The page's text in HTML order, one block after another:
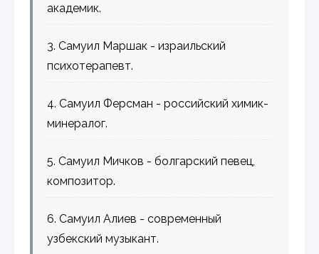
академик.
3. Самуил Маршак - израильский
психотерапевт.
4. Самуил Ферсман - российский химик-
минералог.
5. Самуил Мичков - болгарский певец,
композитор.
6. Самуил Алиев - современный
узбекский музыкант.